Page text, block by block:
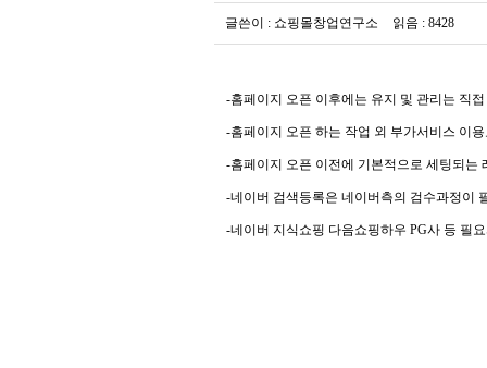
글쓴이 : 쇼핑몰창업연구소 읽음 : 8428
-홈페이지 오픈 이후에는 유지 및 관리는 직
-홈페이지 오픈 하는 작업 외 부가서비스 이
-홈페이지 오픈 이전에 기본적으로 세팅되는
-네이버 검색등록은 네이버측의 검수과정이
-네이버 지식쇼핑 다음쇼핑하우 PG사 등 필